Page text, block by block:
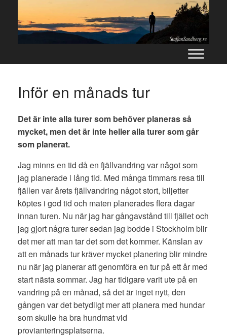
content
Inför en månads tur
Det är inte alla turer som behöver planeras så
mycket, men det är inte heller alla turer som går
som planerat.
Jag minns en tid då en fjällvandring var något som
jag planerade i lång tid. Med många timmars resa till
fjällen var årets fjällvandring något stort, biljetter
köptes i god tid och maten planerades flera dagar
innan turen. Nu när jag har gångavstånd till fjället och
jag gjort några turer sedan jag bodde i Stockholm blir
det mer att man tar det som det kommer. Känslan av
att en månads tur kräver mycket planering blir mindre
nu när jag planerar att genomföra en tur på ett år med
start nästa sommar. Jag har tidigare varit ute på en
vandring på en månad, så det är inget nytt, den
gången var det betydligt mer att planera med hundar
som skulle ha bra hundmat vid
provianteringsplatserna.